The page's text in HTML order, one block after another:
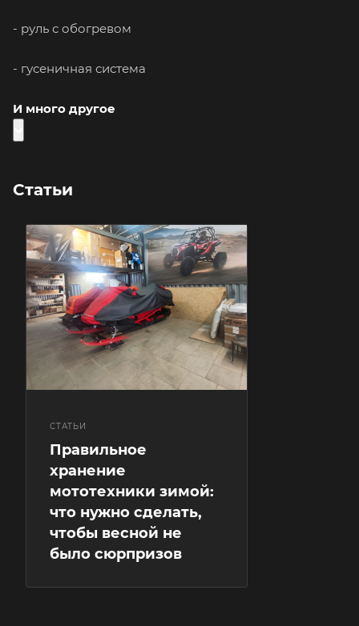
- руль с обогревом
- гусеничная система
И много другое
Статьи
СТАТЬИ
Правильное
хранение
мототехники зимой:
что нужно сделать,
чтобы весной не
было сюрпризов